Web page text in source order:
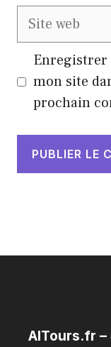
Site
Enregistrer
mon site
prochain
AITours.fr